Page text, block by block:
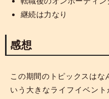
継続は力なり
感想
この期間のトピックスはな
いう大きなライフイベン